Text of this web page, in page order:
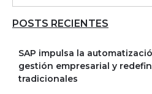
POSTS RECIENTES
SAP impulsa la
gestión empresarial y
tradicionales